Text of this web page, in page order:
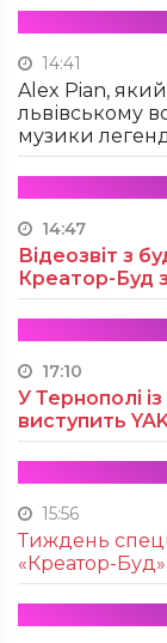
14:41
Alex Pian,
львівському
музики
14:47
Відеозвіт з
Креатор-Буд
17:10
У Тернополі
виступить
15:56
Тиждень
«Креатор-Буд»